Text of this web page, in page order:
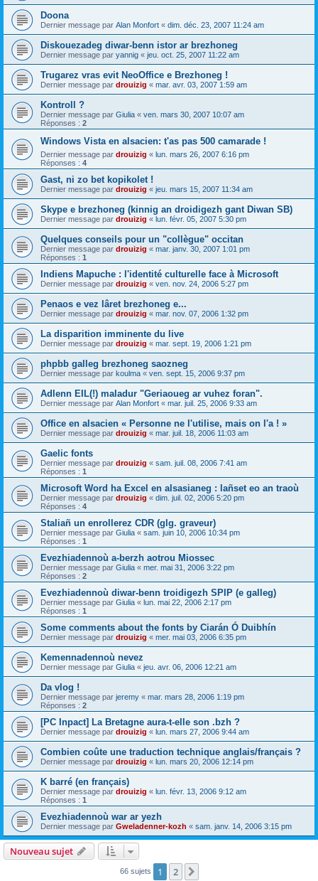
Doona
Dernier message par Alan Monfort « dim. déc. 23, 2007 11:24 am
Diskouezadeg diwar-benn istor ar brezhoneg
Dernier message par yannig « jeu. oct. 25, 2007 11:22 am
Trugarez vras evit NeoOffice e Brezhoneg !
Dernier message par drouizig « mar. avr. 03, 2007 1:59 am
Kontroll ?
Dernier message par Giulia « ven. mars 30, 2007 10:07 am
Réponses : 2
Windows Vista en alsacien: t'as pas 500 camarade !
Dernier message par drouizig « lun. mars 26, 2007 6:16 pm
Réponses : 4
Gast, ni zo bet kopikolet !
Dernier message par drouizig « jeu. mars 15, 2007 11:34 am
Skype e brezhoneg (kinnig an droidigezh gant Diwan SB)
Dernier message par drouizig « lun. févr. 05, 2007 5:30 pm
Quelques conseils pour un "collègue" occitan
Dernier message par drouizig « mar. janv. 30, 2007 1:01 pm
Réponses : 1
Indiens Mapuche : l'identité culturelle face à Microsoft
Dernier message par drouizig « ven. nov. 24, 2006 5:27 pm
Penaos e vez lâret brezhoneg e...
Dernier message par drouizig « mar. nov. 07, 2006 1:32 pm
La disparition imminente du live
Dernier message par drouizig « mar. sept. 19, 2006 1:21 pm
phpbb galleg brezhoneg saozneg
Dernier message par koulma « ven. sept. 15, 2006 9:37 pm
Adlenn EIL(!) maladur "Geriaoueg ar vuhez foran".
Dernier message par Alan Monfort « mar. juil. 25, 2006 9:33 am
Office en alsacien « Personne ne l'utilise, mais on l'a ! »
Dernier message par drouizig « mar. juil. 18, 2006 11:03 am
Gaelic fonts
Dernier message par drouizig « sam. juil. 08, 2006 7:41 am
Réponses : 1
Microsoft Word ha Excel en alsasianeg : lañset eo an traoù
Dernier message par drouizig « dim. juil. 02, 2006 5:20 pm
Réponses : 4
Staliañ un enrollerez CDR (glg. graveur)
Dernier message par Giulia « sam. juin 10, 2006 10:34 pm
Réponses : 1
Evezhiadennoù a-berzh aotrou Miossec
Dernier message par Giulia « mer. mai 31, 2006 3:22 pm
Réponses : 2
Evezhiadennoù diwar-benn troidigezh SPIP (e galleg)
Dernier message par Giulia « lun. mai 22, 2006 2:17 pm
Réponses : 1
Some comments about the fonts by Ciarán Ó Duibhín
Dernier message par drouizig « mer. mai 03, 2006 6:35 pm
Kemennadennoù nevez
Dernier message par Giulia « jeu. avr. 06, 2006 12:21 am
Da vlog !
Dernier message par jeremy « mar. mars 28, 2006 1:19 pm
Réponses : 2
[PC Inpact] La Bretagne aura-t-elle son .bzh ?
Dernier message par drouizig « lun. mars 27, 2006 9:44 am
Combien coûte une traduction technique anglais/français ?
Dernier message par drouizig « lun. mars 20, 2006 12:14 pm
K barré (en français)
Dernier message par drouizig « lun. févr. 13, 2006 9:12 am
Réponses : 1
Evezhiadennoù war ar yezh
Dernier message par Gweladenner-kozh « sam. janv. 14, 2006 3:15 pm
Nouveau sujet
66 sujets 1 2